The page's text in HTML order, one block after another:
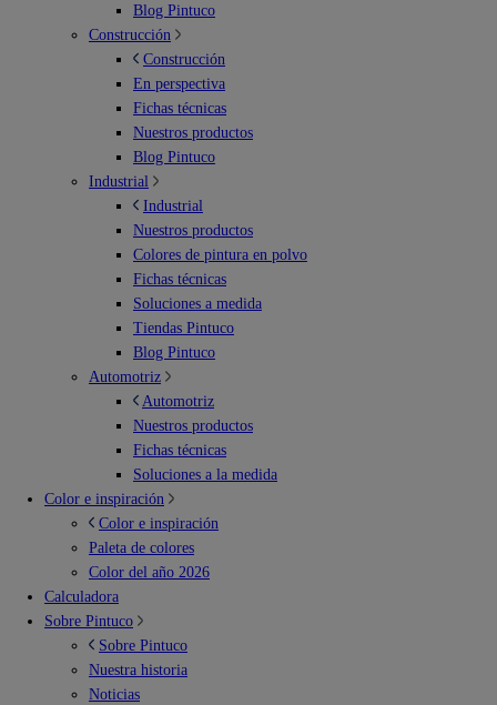
Blog Pintuco
Construcción
Construcción
En perspectiva
Fichas técnicas
Nuestros productos
Blog Pintuco
Industrial
Industrial
Nuestros productos
Colores de pintura en polvo
Fichas técnicas
Soluciones a medida
Tiendas Pintuco
Blog Pintuco
Automotriz
Automotriz
Nuestros productos
Fichas técnicas
Soluciones a la medida
Color e inspiración
Color e inspiración
Paleta de colores
Color del año 2026
Calculadora
Sobre Pintuco
Sobre Pintuco
Nuestra historia
Noticias